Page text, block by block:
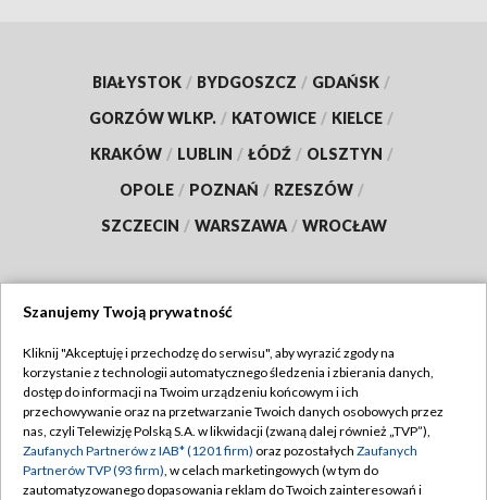
BIAŁYSTOK / BYDGOSZCZ / GDAŃSK /
GORZÓW WLKP. / KATOWICE / KIELCE /
KRAKÓW / LUBLIN / ŁÓDŹ / OLSZTYN /
OPOLE / POZNAŃ / RZESZÓW /
SZCZECIN / WARSZAWA / WROCŁAW
TVP
Abonament TVP
Emisja w TVP
Centrum informacji TVP
Regulamin TVP
Polityka prywatności
Moje zgody
Szanujemy Twoją prywatność
Kliknij "Akceptuję i przechodzę do serwisu", aby wyrazić zgody na
korzystanie z technologii automatycznego śledzenia i zbierania danych,
dostęp do informacji na Twoim urządzeniu końcowym i ich
przechowywanie oraz na przetwarzanie Twoich danych osobowych przez
nas, czyli Telewizję Polską S.A. w likwidacji (zwaną dalej również „TVP”),
Zaufanych Partnerów z IAB* (1201 firm) oraz pozostałych Zaufanych
Partnerów TVP (93 firm), w celach marketingowych (w tym do
zautomatyzowanego dopasowania reklam do Twoich zainteresowań i